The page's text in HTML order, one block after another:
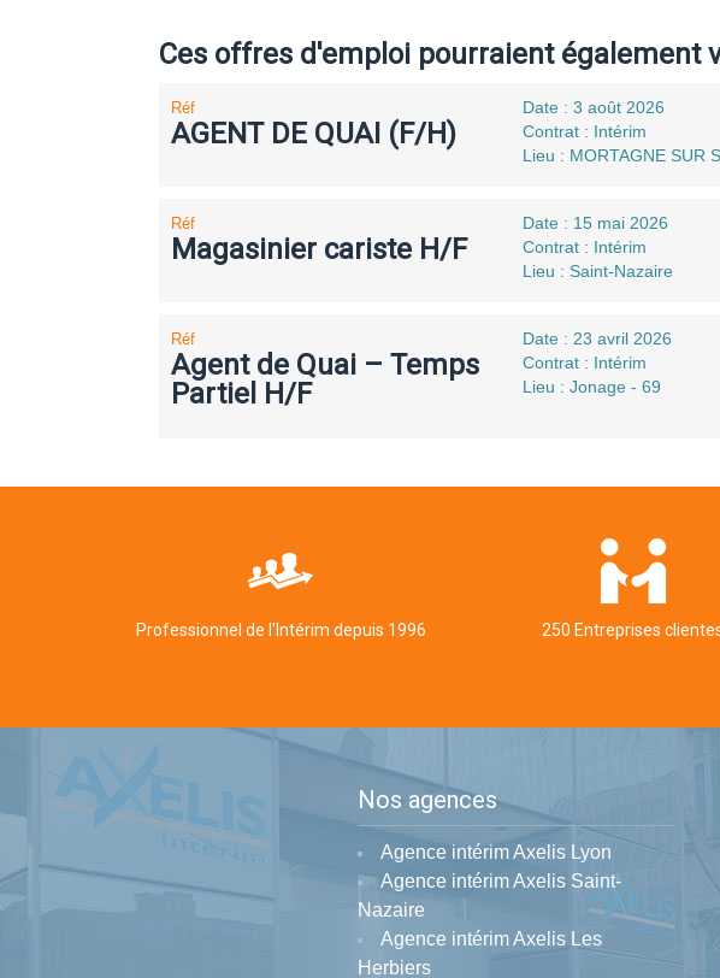
Ces offres d'emploi pourraient également
Réf
AGENT DE QUAI (F/H)
Date : 3 août 2026
Contrat : Intérim
Lieu : MORTAGNE SUR
Réf
Magasinier cariste H/F
Date : 15 mai 2026
Contrat : Intérim
Lieu : Saint-Nazaire
Réf
Agent de Quai – Temps
Partiel H/F
Date : 23 avril 2026
Contrat : Intérim
Lieu : Jonage - 69
Professionnel de l'Intérim depuis 1996 250 Entreprises
Nos agences
Agence intérim Axelis Lyon
Agence intérim Axelis Saint-
Nazaire
Agence intérim Axelis Les
Herbiers